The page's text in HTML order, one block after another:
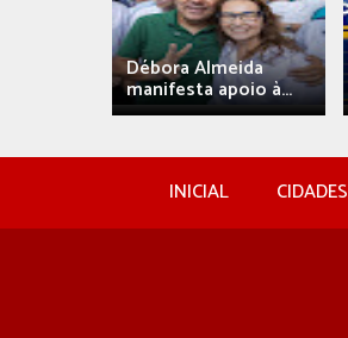
Débora Almeida
manifesta apoio à...
INICIAL CIDADES